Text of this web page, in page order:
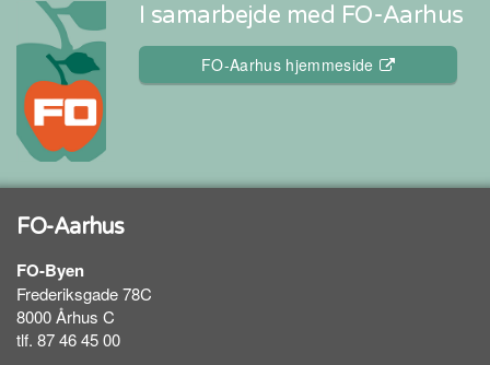
I samarbejde med FO-Aarhus
FO-Aarhus hjemmeside
FO-Aarhus
FO-Byen
Frederiksgade 78C
8000 Århus C
tlf. 87 46 45 00